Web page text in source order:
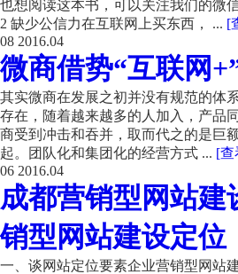
也想阅读这本书，可以关注我们的微
2 缺少公信力在互联网上买东西， ... [
08 2016.04
微商借势“互联网
其实微商在发展之初并没有规范的体
存在，随着越来越多的人加入，产品
商受到冲击和吞并，取而代之的是巨
起。团队化和集团化的经营方式 ... [查
06 2016.04
成都营销型网站建
销型网站建设定位
一、谈网站定位要素企业营销型网站